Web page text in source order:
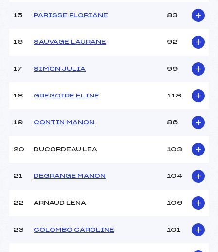
15 PARISSE FLORIANE 83
16 SAUVAGE LAURANE 92
17 SIMON JULIA 99
18 GREGOIRE ELINE 118
19 CONTIN MANON 86
20 DUCORDEAU LEA 103
21 DEGRANGE MANON 104
22 ARNAUD LENA 106
23 COLOMBO CAROLINE 101